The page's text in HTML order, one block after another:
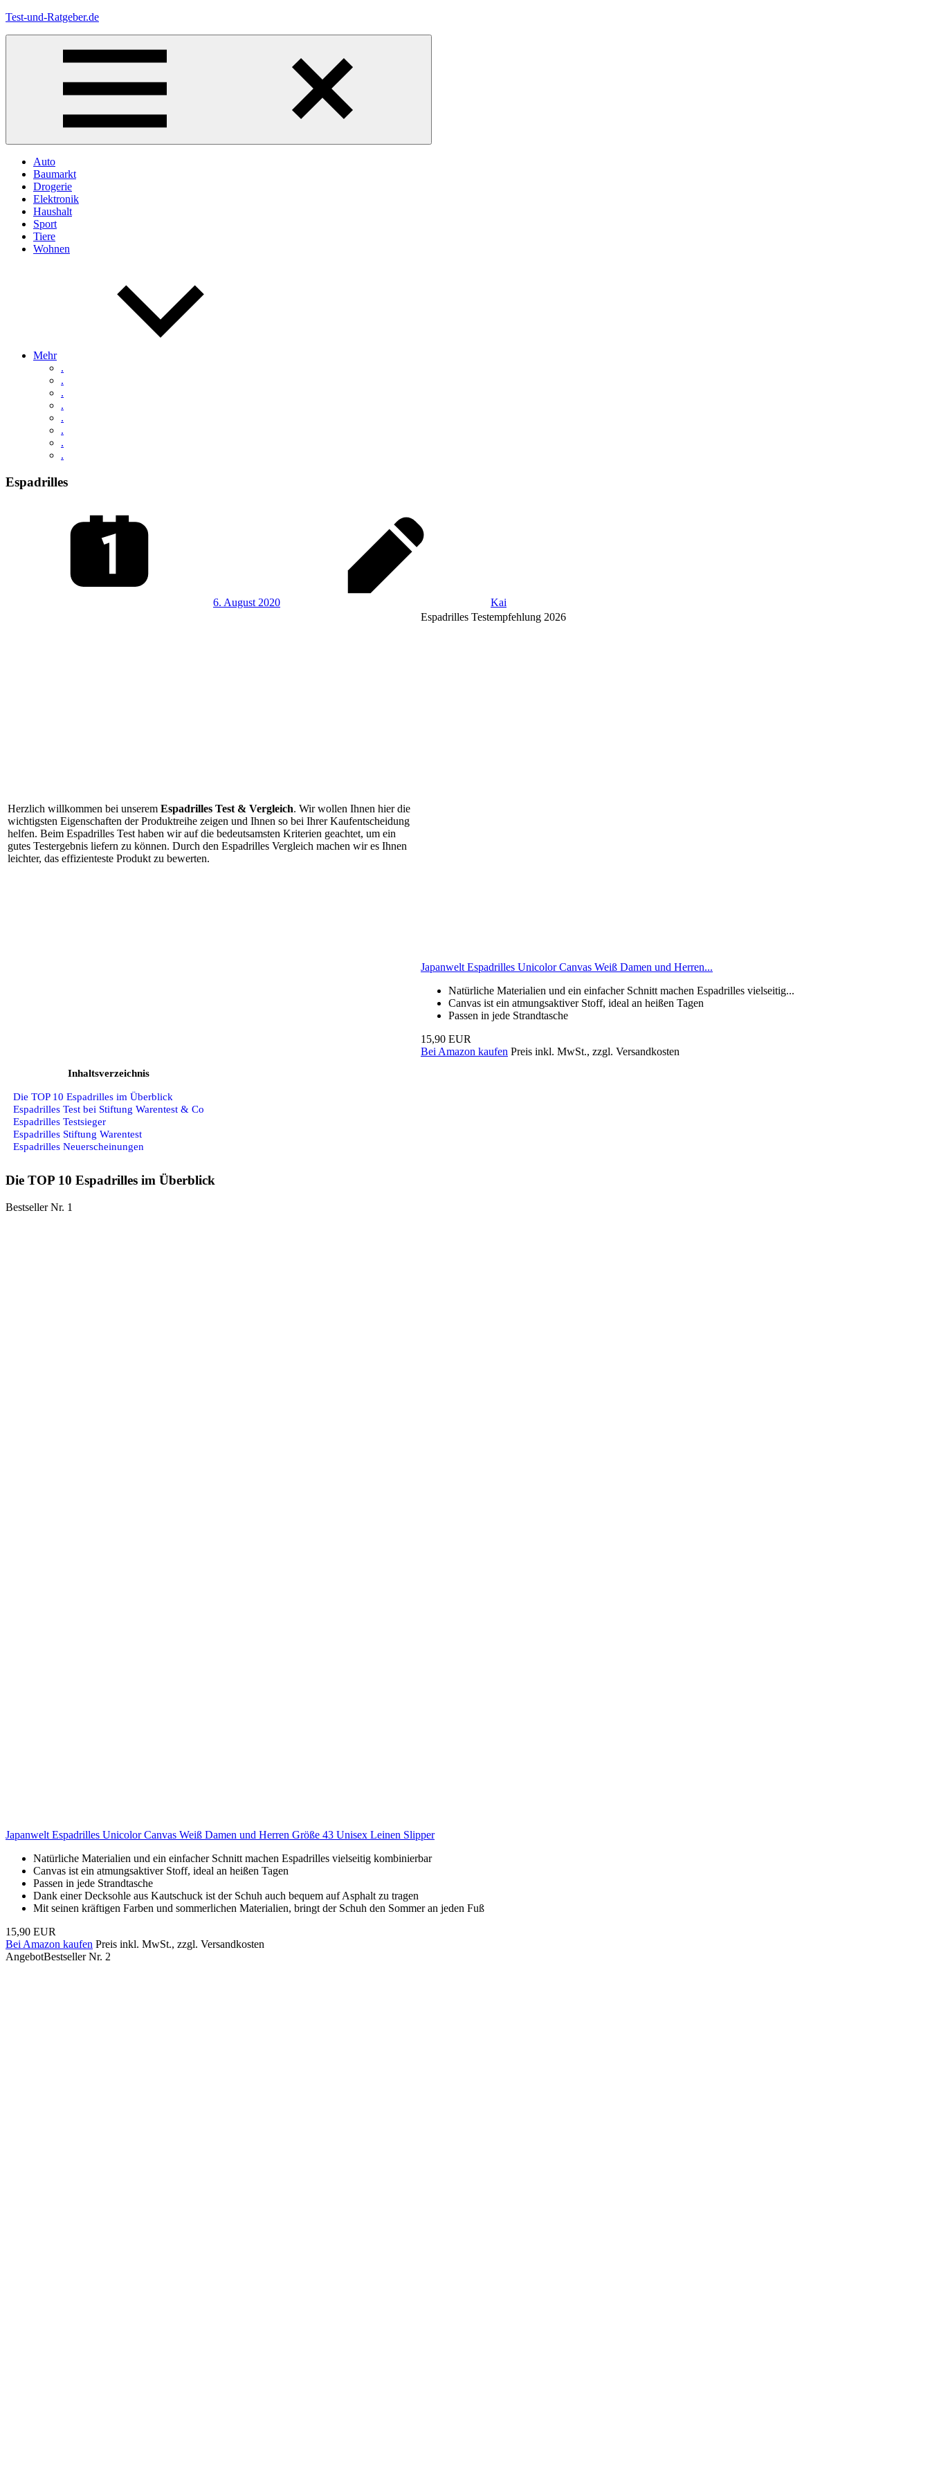
Zum
Test-und-Ratgeber.de
Menü
Auto
Baumarkt
Drogerie
Elektronik
Haushalt
Sport
Tiere
Wohnen
Mehr
.
.
.
.
.
.
.
.
Espadrilles
6. August 2020 Kai
Herzlich willkommen bei unserem Espadrilles Test & Vergleich. Wir wollen Ihnen hier die
wichtigsten Eigenschaften der Produktreihe zeigen und Ihnen so bei Ihrer Kaufentscheidung
helfen. Beim Espadrilles Test haben wir auf die bedeutsamsten Kriterien geachtet, um ein
gutes Testergebnis liefern zu können. Durch den Espadrilles Vergleich machen wir es Ihnen
leichter, das effizienteste Produkt zu bewerten.
Espadrilles Testempfehlung 2026
Japanwelt Espadrilles Unicolor Canvas Weiß Damen und Herren...
Natürliche Materialien und ein einfacher Schnitt machen Espadrilles vielseitig...
Canvas ist ein atmungsaktiver Stoff, ideal an heißen Tagen
Passen in jede Strandtasche
15,90 EUR
Bei Amazon kaufen Preis inkl. MwSt., zzgl. Versandkosten
Inhaltsverzeichnis
Die TOP 10 Espadrilles im Überblick
Espadrilles Test bei Stiftung Warentest & Co
Espadrilles Testsieger
Espadrilles Stiftung Warentest
Espadrilles Neuerscheinungen
Die TOP 10 Espadrilles im Überblick
Bestseller Nr. 1
Japanwelt Espadrilles Unicolor Canvas Weiß Damen und Herren Größe 43 Unisex Leinen Slipper
Natürliche Materialien und ein einfacher Schnitt machen Espadrilles vielseitig kombinierbar
Canvas ist ein atmungsaktiver Stoff, ideal an heißen Tagen
Passen in jede Strandtasche
Dank einer Decksohle aus Kautschuck ist der Schuh auch bequem auf Asphalt zu tragen
Mit seinen kräftigen Farben und sommerlichen Materialien, bringt der Schuh den Sommer an jeden Fuß
15,90 EUR
Bei Amazon kaufen Preis inkl. MwSt., zzgl. Versandkosten
AngebotBestseller Nr. 2